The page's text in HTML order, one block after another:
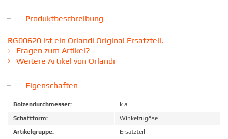
Produktbeschreibung
RG00620 ist ein Orlandi Original Ersatzteil.
Fragen zum Artikel?
Weitere Artikel von Orlandi
Eigenschaften
Bolzendurchmesser:
k.a.
Schaftform:
Winkelzugöse
Artikelgruppe:
Ersatzteil